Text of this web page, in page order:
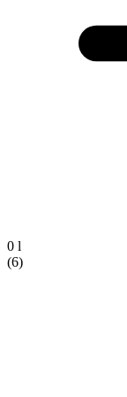
0 l
(6)